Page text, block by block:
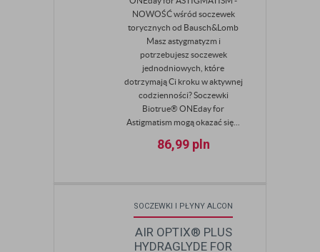
NOWOŚĆ wśród soczewek
torycznych od Bausch&Lomb
Masz astygmatyzm i
potrzebujesz soczewek
jednodniowych, które
dotrzymają Ci kroku w aktywnej
codzienności? Soczewki
Biotrue® ONEday for
Astigmatism mogą okazać się...
86,99 pln
SOCZEWKI I PŁYNY ALCON
AIR OPTIX® PLUS
HYDRAGLYDE FOR